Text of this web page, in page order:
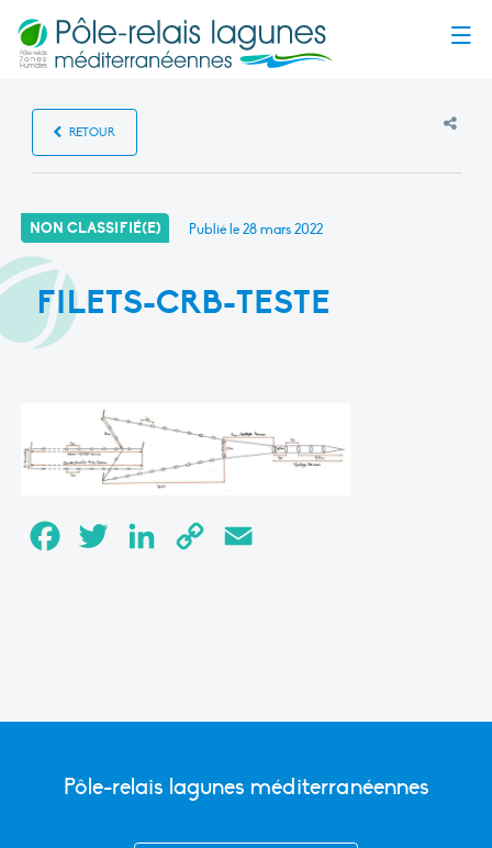
RETOUR
NON CLASSIFIÉ(E) Publié le28 mars 2022
FILETS-CRB-TESTE
FacebookTwitter LinkedInCopy
Pôle-relais lagunes méditerranéennes